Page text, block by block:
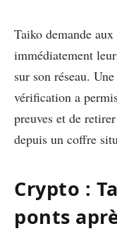
Taiko demande
immédiatement
sur son réseau.
vérification a
preuves et de
depuis un coffre
Crypto :
ponts